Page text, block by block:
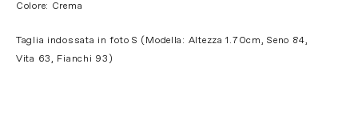
Colore: Crema
Taglia indossata in foto S (Modella: Altezza 1.70cm, Seno 84,
Vita 63, Fianchi 93)